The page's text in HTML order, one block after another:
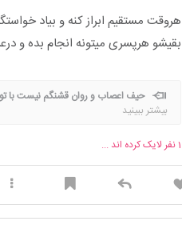
هروقت مستقیم ابراز کنه و بیاد
بقیشو هرپسری میتونه انجام بده و درعرض یه روز
حیف اعصاب و روان قشنگم نیست با
بیشتر ببینید
1نفر لایک کرده اند ...